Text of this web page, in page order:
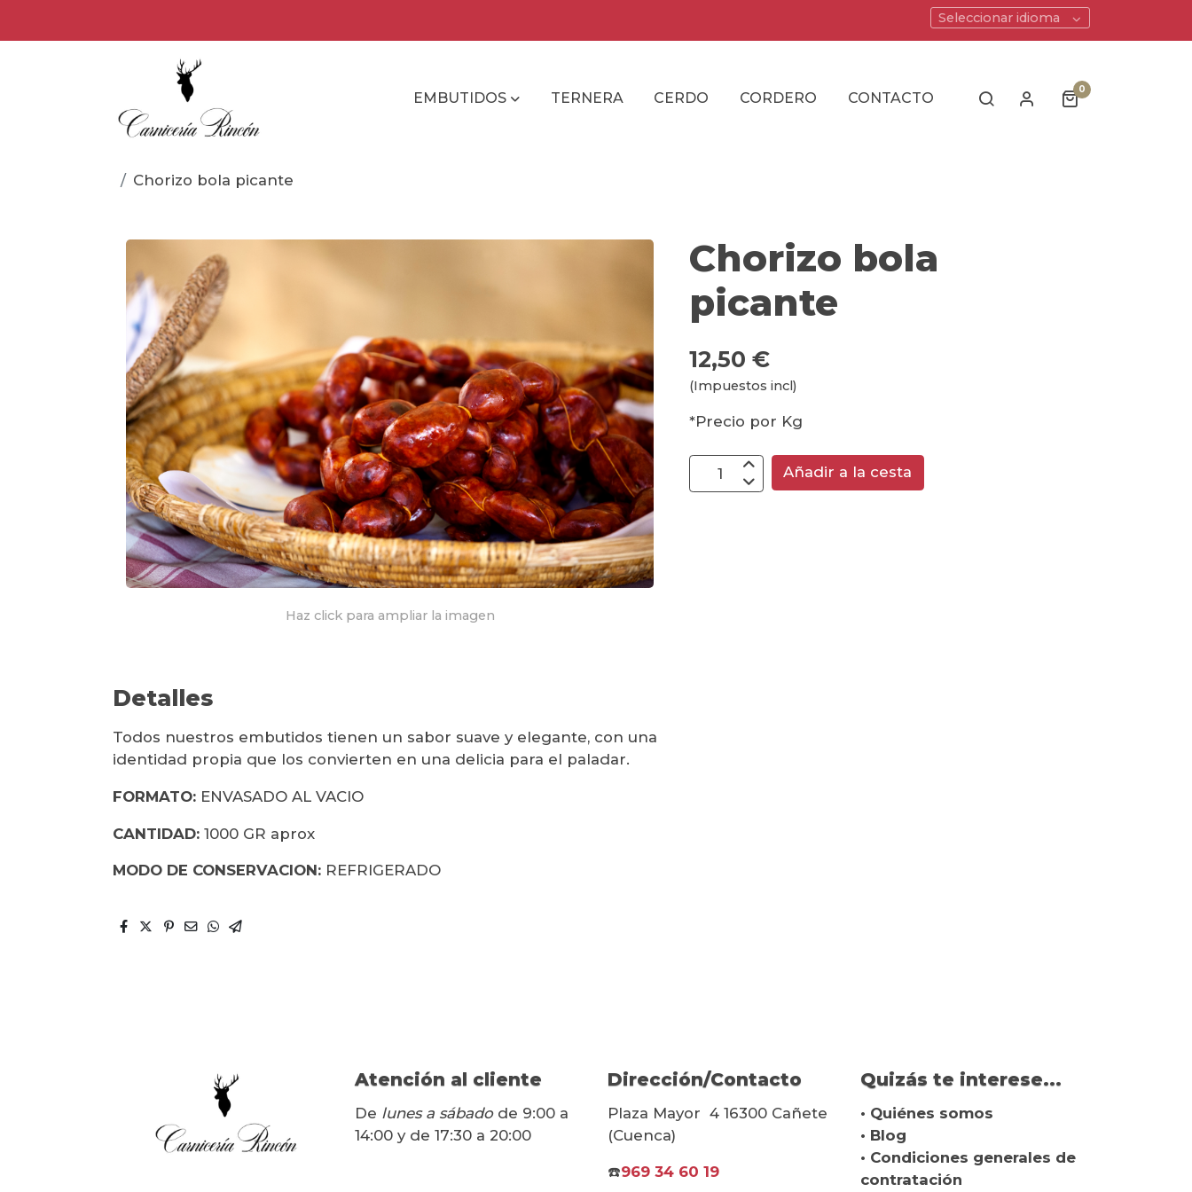
Seleccionar idioma
EMBUTIDOS TERNERA CERDO CORDERO CONTACTO
0
Chorizo bola picante
Haz click para ampliar la imagen
Detalles
Todos nuestros embutidos tienen un sabor suave y elegante, con una
identidad propia que los convierten en una delicia para el paladar.
FORMATO: ENVASADO AL VACIO
CANTIDAD: 1000 GR aprox
MODO DE CONSERVACION: REFRIGERADO
Chorizo bola
picante
12,50 €
(Impuestos incl)
*Precio por Kg
Añadir a la cesta
Atención al cliente
De lunes a sábadode 9:00 a
14:00 y de 17:30 a 20:00
Dirección/Contacto
Plaza Mayor 4 16300 Cañete
(Cuenca)
☎️969 34 60 19
Quizás te interese...
• Quiénes somos
• Blog
• Condiciones generales de
contratación